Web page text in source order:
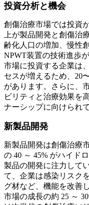
投資分析と機会
創傷治療市場では投資
上が製品開発と創傷治
齢化人口の増加、慢性
NPWT装置の技術進歩
市場に投資する企業は
セスが増えるため、20
があります。さらに、
ビリティと治療効果を
ナーシップに向けられ
新製品開発
新製品開発は創傷治療
の 40 ～ 45% がハイド
製品の開発に注力して
て、企業は感染リスク
グ材など、機能を改善
市場の成長の約 25 ～